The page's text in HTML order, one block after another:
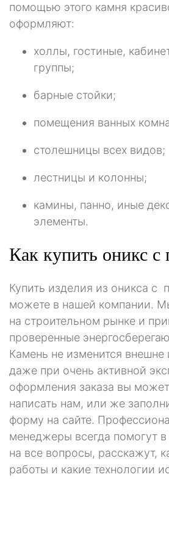
помощью этого камня
оформляют:
холлы, гостиные,
группы;
барные стойки;
помещения ванных
столешницы всех видов;
лестницы и колонны;
камины, панно, иные
элементы.
Как купить оникс с
Купить изделия из оникса с
можете в нашей компании.
на строительном рынке и
проверенные
Камень не изменится внешне
даже при очень активной
оформления заказа вы
написать нам, или же
форму на сайте.
менеджеры всегда помогут в
на все вопросы, расскажут,
работы и какие технологии